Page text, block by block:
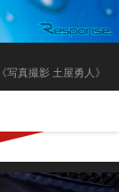
《写真撮影 土屋勇人》